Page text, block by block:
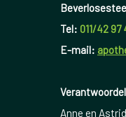
Tel: 011/42 97
E-mail:
Anne en